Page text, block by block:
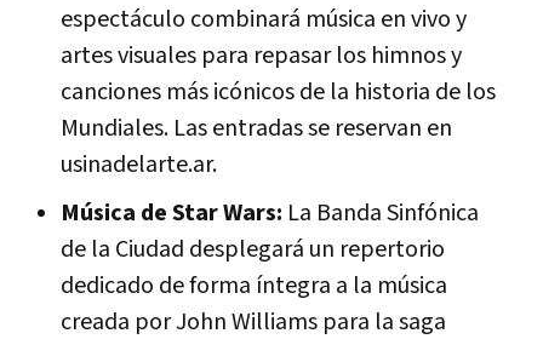
espectáculo combinará música en vivo y
artes visuales para repasar los himnos y
canciones más icónicos de la historia de los
Mundiales. Las entradas se reservan en
usinadelarte.ar.
Música de Star Wars: La Banda Sinfónica
de la Ciudad desplegará un repertorio
dedicado de forma íntegra a la música
creada por John Williams para la saga